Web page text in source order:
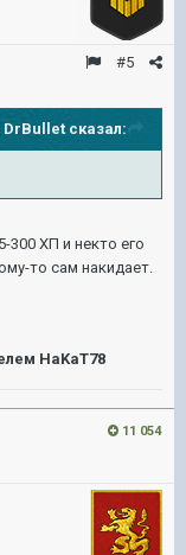
#5
DrBullet сказал:
300 ХП и некто его
то сам накидает.
HaKaT78
11 054